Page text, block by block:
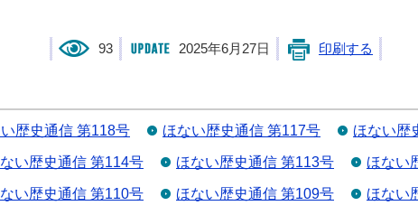
93 2025年6月27日 印刷する
歴史通信 第118号 ほない歴史通信 第117号 ほない歴
い歴史通信 第114号 ほない歴史通信 第113号 ほない
い歴史通信 第110号 ほない歴史通信 第109号 ほない